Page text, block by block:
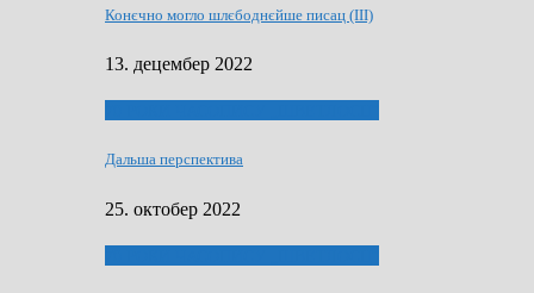
Конєчно могло шлєбоднєйше писац (III)
13. децембер 2022
Дальша перспектива
25. октобер 2022